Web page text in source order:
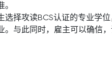
。
选择攻读BCS认证的专业学
。与此同时，雇主可以确信